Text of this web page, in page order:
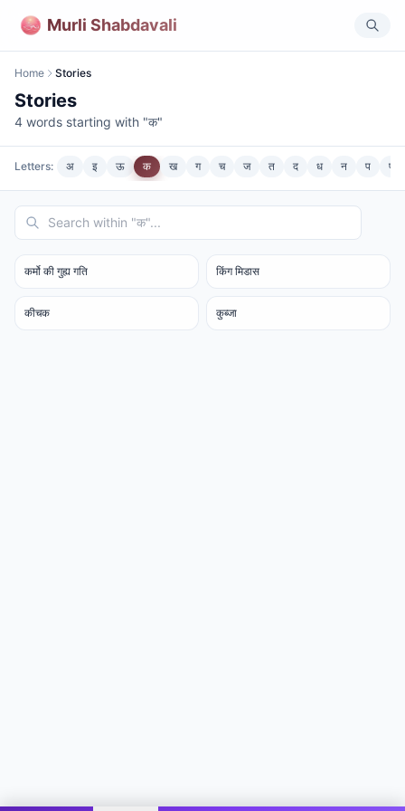
Murli Shabdavali
Home Stories
Stories
4 words starting with "क"
Letters: अ इ ऊ क ख ग च ज त द ध न प फ
कर्मो की गुह्य गति किंग मिडास
कीचक कुब्जा